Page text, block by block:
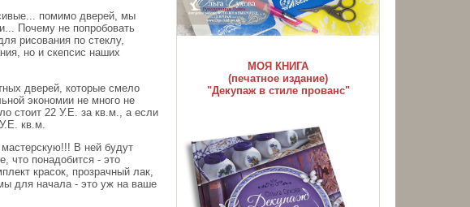
помимо дверей, мы
Почему не попробовать
рисования по стеклу,
но и скепсис наших
дверей, которые смело
экономии не много не
стоит 22 У.Е. за кв.м., а если
кв.м.
В ней будут
что понадобится - это
красок, прозрачный лак,
для начала - это уж на ваше
МОЯ КНИГА
(печатное издание)
"Декупаж в стиле прованс"